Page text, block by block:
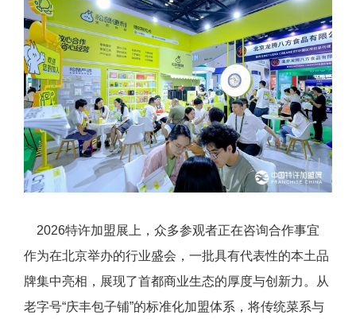
2026特许加盟展上，众多参观者正在咨询合作事宜
作为在北京举办的行业盛会，一批具有代表性的本土品
牌集中亮相，展现了首都商业生态的厚度与创新力。从
老字号“庆丰包子铺”的标准化加盟体系，将传统菜系与